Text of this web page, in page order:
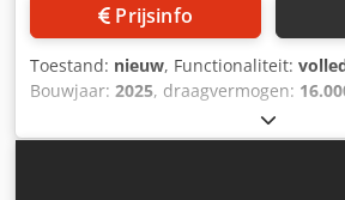
Prijsinfo
Toestand: nieuw, Functionaliteit:
Bouwjaar: 2025, draagvermogen:
1.815 mm
diesel, masttype:triplex, bouwhoogte: